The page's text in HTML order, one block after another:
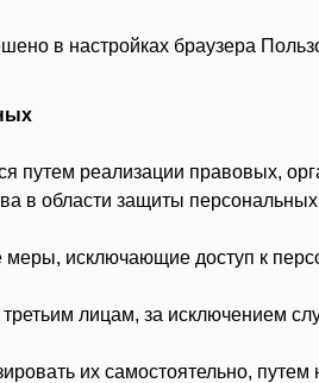
в настройках браузера
путем реализации правовых,
в области защиты
меры, исключающие доступ к
лицам, за исключением
их самостоятельно,